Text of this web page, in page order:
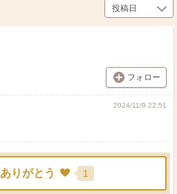
フォロー
2024/11/9 22:51
ありがとう 1